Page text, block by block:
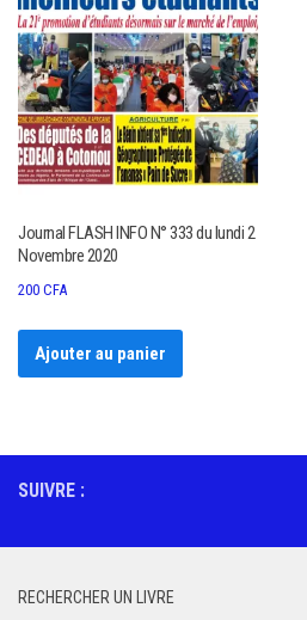
Journal FLASH INFO N° 333 du lundi 2
Novembre 2020
200 CFA
Ajouter au panier
SUIVRE :
RECHERCHER UN LIVRE